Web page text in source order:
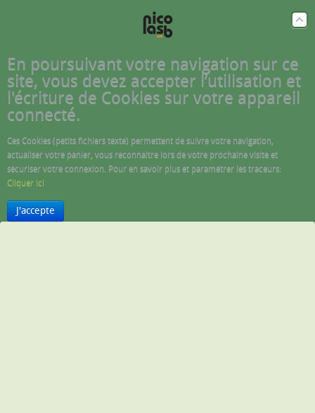
En poursuivant votre navigation sur ce
site, vous devez accepter l’utilisation et
l'écriture de Cookies sur votre appareil
connecté.
Ces Cookies (petits fichiers texte) permettent de suivre votre navigation,
actualiser votre panier, vous reconnaitre lors de votre prochaine visite et
sécuriser votre connexion. Pour en savoir plus et paramétrer les traceurs:
Cliquer ici
J'accepte